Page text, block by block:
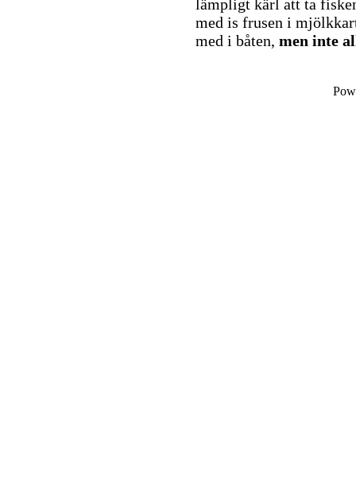
lämpligt kärl att ta
med is frusen i
med i båten, men inte